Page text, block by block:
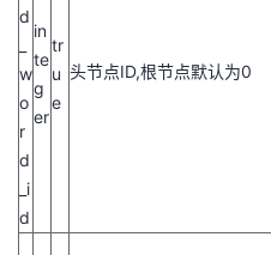
d
w
o
r
d
_i
d
in
te
g
er
tr
u
e
头节点ID,根节点默认为0